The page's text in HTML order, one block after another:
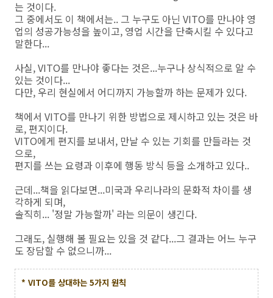
는 것이다.
그 중에서도 이 책에서는.. 그 누구도 아닌 VITO를 만나야 영
업의 성공가능성을 높이고, 영업 시간을 단축시킬 수 있다고
말한다...
사실, VITO를 만나야 좋다는 것은...누구나 상식적으로 알 수
있는 것이다...
다만, 우리 현실에서 어디까지 가능할까 하는 문제가 있다.
책에서 VITO를 만나기 위한 방법으로 제시하고 있는 것은 바
로, 편지이다.
VITO에게 편지를 보내서, 만날 수 있는 기회를 만들라는 것
으로,
편지를 쓰는 요령과 이후에 행동 방식 등을 소개하고 있다..
근데...책을 읽다보면...미국과 우리나라의 문화적 차이를 생
각하게 되며,
솔직히... '정말 가능할까' 라는 의문이 생긴다.
그래도, 실행해 볼 필요는 있을 것 같다...그 결과는 어느 누구
도 장담할 수 없으니까...
* VITO를 상대하는 5가지 원칙